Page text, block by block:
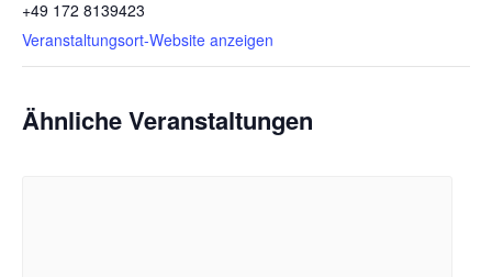
+49 172 8139423
Veranstaltungsort-Website anzeigen
Ähnliche Veranstaltungen